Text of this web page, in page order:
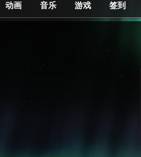
动画 音乐 游戏 签到